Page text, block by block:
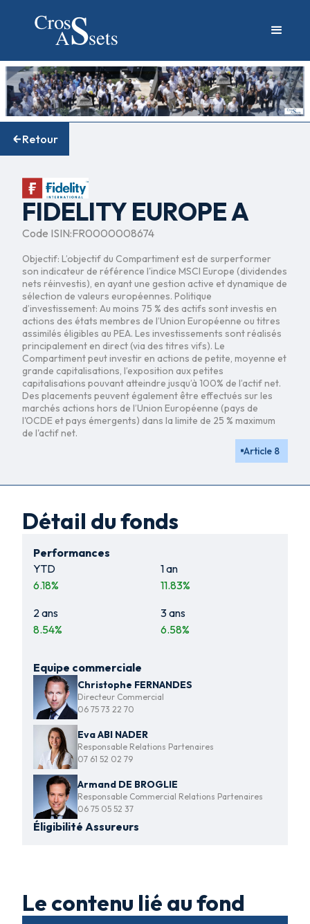
Retour
FIDELITY EUROPE A
Code ISIN:FR0000008674
Objectif: L’objectif du Compartiment est de surperformer
son indicateur de référence l'indice MSCI Europe (dividendes
nets réinvestis), en ayant une gestion active et dynamique de
sélection de valeurs européennes. Politique
d’investissement: Au moins 75 % des actifs sont investis en
actions des états membres de l’Union Européenne ou titres
assimilés éligibles au PEA. Les investissements sont réalisés
principalement en direct (via des titres vifs). Le
Compartiment peut investir en actions de petite, moyenne et
grande capitalisations, l’exposition aux petites
capitalisations pouvant atteindre jusqu’à 100% de l’actif net.
Des placements peuvent également être effectués sur les
marchés actions hors de l’Union Européenne (pays de
l'OCDE et pays émergents) dans la limite de 25 % maximum
de l'actif net.
Article 8
Détail du fonds
Performances
YTD
6.18%
1 an
11.83%
2 ans
8.54%
3 ans
6.58%
Equipe commerciale
Christophe FERNANDES
Directeur Commercial
06 75 73 22 70
Eva ABI NADER
Responsable Relations Partenaires
07 61 52 02 79
Armand DE BROGLIE
Responsable Commercial Relations Partenaires
06 75 05 52 37
Éligibilité Assureurs
Le contenu lié au fond